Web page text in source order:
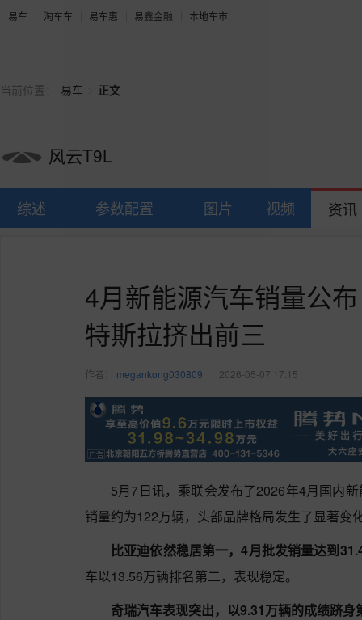
易车 淘车车 易车惠 易鑫金融 本地车市
当前位置： 易车 正文
风云T9L
综述 参数配置 图片 视频 资讯
4月新能源汽车销量公
特斯拉挤出前三
作者： megankong030809 2026-05-07 17:15
5月7日讯，乘联会发布了2026年4月国内
销量约为122万辆，头部品牌格局发生了显著变
比亚迪依然稳居第一，4月批发销量达到
车以13.56万辆排名第二，表现稳定。
奇瑞汽车表现突出，以9.31万辆的成绩跻